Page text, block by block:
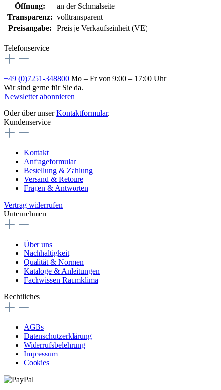
Öffnung:
an der Schmalseite
Transparenz: volltransparent
Preisangabe:
Preis je Verkaufseinheit (VE)
Telefonservice
+49 (0)7251-348800 Mo – Fr von 9:00 – 17:00 Uhr
Wir sind gerne für Sie da.
Newsletter abonnieren
Oder über unserKontaktformular.
Kundenservice
Kontakt
Anfrageformular
Bestellung & Zahlung
Versand & Retoure
Fragen & Antworten
Vertrag widerrufen
Unternehmen
Über uns
Nachhaltigkeit
Qualität & Normen
Kataloge & Anleitungen
Fachwissen Raumklima
Rechtliches
AGBs
Datenschutzerklärung
Widerrufsbelehrung
Impressum
Cookies